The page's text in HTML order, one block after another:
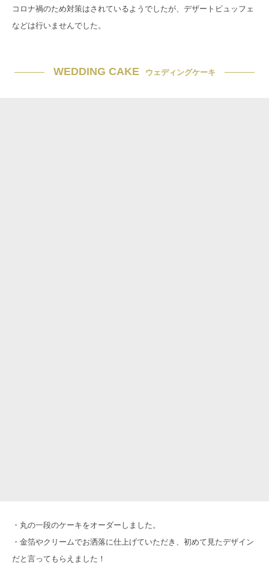
コロナ禍のため対策はされているようでしたが、デザートビュッフェ
などは行いませんでした。
WEDDING CAKE ウェディングケーキ
・丸の一段のケーキをオーダーしました。
・金箔やクリームでお洒落に仕上げていただき、初めて見たデザイン
だと言ってもらえました！